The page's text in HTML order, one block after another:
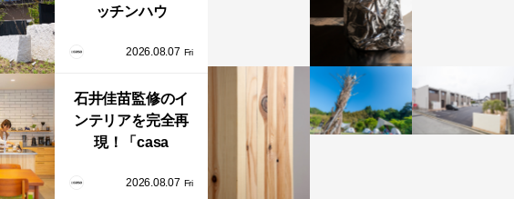
ッチンハウ
（グラフテクト）
型ショールームが
オープン！
2026.08.07 Fri
石井佳苗監修のイ
ンテリアを完全再
現！「casa
リンネル）」で叶
2026.08.07 Fri